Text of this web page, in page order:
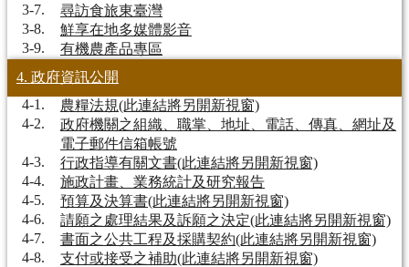
3-7.
尋訪食旅東臺灣
3-8.
鮮享在地多媒體影音
3-9.
有機農產品專區
4. 政府資訊公開
4-1.
農糧法規(此連結將另開新視窗)
4-2.
政府機關之組織、職掌、地址、電話、傳真、網址及
電子郵件信箱帳號
4-3.
行政指導有關文書(此連結將另開新視窗)
4-4.
施政計畫、業務統計及研究報告
4-5.
預算及決算書(此連結將另開新視窗)
4-6.
請願之處理結果及訴願之決定(此連結將另開新視窗)
4-7.
書面之公共工程及採購契約(此連結將另開新視窗)
4-8.
支付或接受之補助(此連結將另開新視窗)